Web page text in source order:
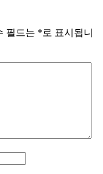
필드는 *로 표시됩니